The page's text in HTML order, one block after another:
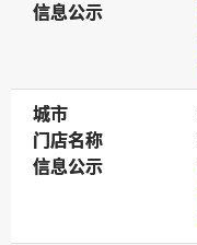
信息公示
信息公示
城市
城市
门店名称
门店名称
信息公示
信息公示